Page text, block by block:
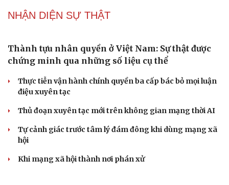
NHẬN DIỆN SỰ THẬT
Thành tựu nhân quyền ở Việt Nam: Sự thật được
chứng minh qua những số liệu cụ thể
Thực tiễn vận hành chính quyền ba cấp bác bỏ mọi luận
điệu xuyên tạc
Thủ đoạn xuyên tạc mới trên không gian mạng thời AI
Tự cảnh giác trước tâm lý đám đông khi dùng mạng xã
hội
Khi mạng xã hội thành nơi phán xử